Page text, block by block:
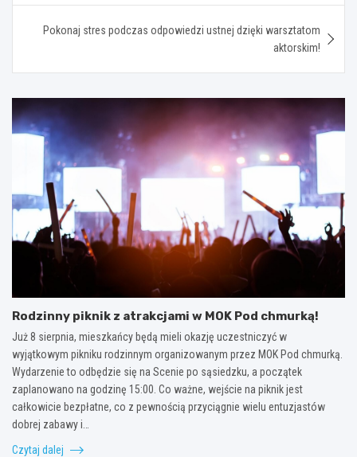
Pokonaj stres podczas odpowiedzi ustnej dzięki warsztatom
aktorskim!
Rodzinny piknik z atrakcjami w MOK Pod chmurką!
Już 8 sierpnia, mieszkańcy będą mieli okazję uczestniczyć w
wyjątkowym pikniku rodzinnym organizowanym przez MOK Pod chmurką.
Wydarzenie to odbędzie się na Scenie po sąsiedzku, a początek
zaplanowano na godzinę 15:00. Co ważne, wejście na piknik jest
całkowicie bezpłatne, co z pewnością przyciągnie wielu entuzjastów
dobrej zabawy i…
Czytaj dalej